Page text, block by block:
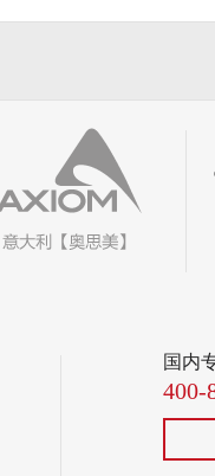
国内
400-